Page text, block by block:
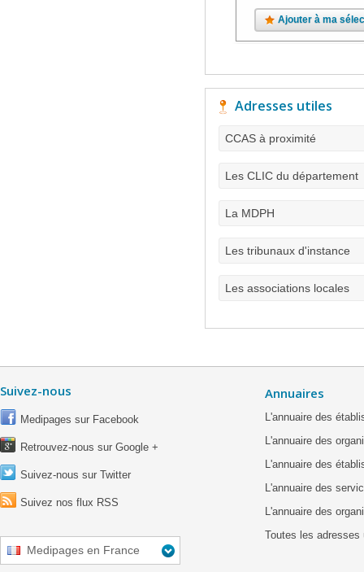
Ajouter à ma
Adresses utiles
CCAS à proximité
Les CLIC du département
La MDPH
Les tribunaux d'instance
Les associations locales
Suivez-nous
Medipages sur Facebook
Retrouvez-nous sur Google +
Suivez-nous sur Twitter
Suivez nos flux RSS
Medipages en France
Annuaires
L'annuaire des
L'annuaire des
L'annuaire des
L'annuaire des
L'annuaire des
Toutes les adresses